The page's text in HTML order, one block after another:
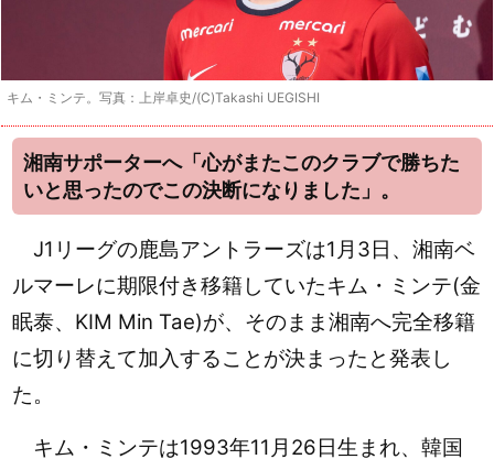
キム・ミンテ。写真：上岸卓史/(C)Takashi UEGISHI
湘南サポーターへ「心がまたこのクラブで勝ちた
いと思ったのでこの決断になりました」。
J1リーグの鹿島アントラーズは1月3日、湘南ベ
ルマーレに期限付き移籍していたキム・ミンテ(金
眠泰、KIM Min Tae)が、そのまま湘南へ完全移籍
に切り替えて加入することが決まったと発表し
た。
キム・ミンテは1993年11月26日生まれ、韓国